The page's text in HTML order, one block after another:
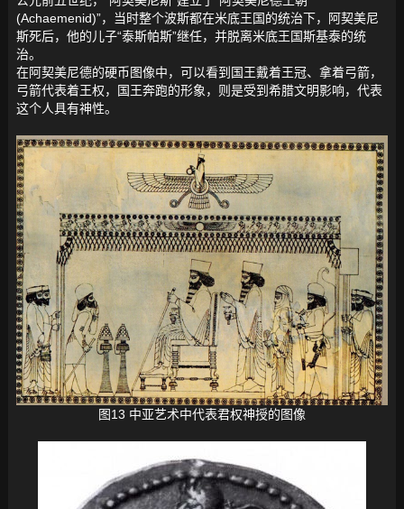
(Achaemenid)”，当时整个波斯都在米底王国的统治下，阿契美尼
斯死后，他的儿子“泰斯帕斯”继任，并脱离米底王国斯基泰的统
治。
在阿契美尼德的硬币图像中，可以看到国王戴着王冠、拿着弓箭，
弓箭代表着王权，国王奔跑的形象，则是受到希腊文明影响，代表
这个人具有神性。
图13 中亚艺术中代表君权神授的图像